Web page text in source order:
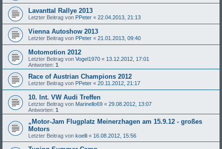
Lavanttal Rallye 2013
Letzter Beitrag von PPeter « 22.04.2013, 21:13
Vienna Autoshow 2013
Letzter Beitrag von PPeter « 21.01.2013, 09:40
Motomotion 2012
Letzter Beitrag von Vogel1970 « 13.12.2012, 17:01
Antworten: 1
Race of Austrian Champions 2012
Letzter Beitrag von PPeter « 20.11.2012, 21:17
10. Int. VW Audi Treffen
Letzter Beitrag von Marinello69 « 29.08.2012, 13:07
Antworten: 1
„Motor-Jam Flugplatz Meinerzhagen am 15.9.12 - großes
Motors
Letzter Beitrag von koelli « 16.08.2012, 15:56